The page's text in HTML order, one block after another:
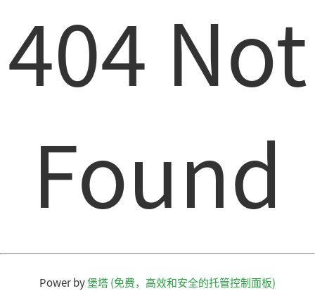
404 Not
Found
Power by堡塔 (免费，高效和安全的托管控制面板)